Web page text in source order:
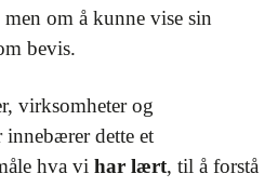
men om å kunne vise sin
bevis.
virksomheter og
dette et
hva vi har lært, til å forstå